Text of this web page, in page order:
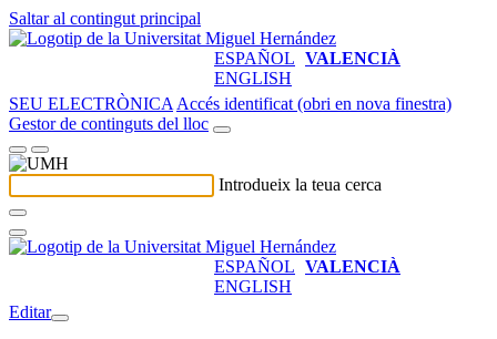
Saltar al contingut principal
ESPAÑOL VALENCIÀ
ENGLISH
SEU ELECTRÒNICA Accés identificat (obri en nova finestra)
Gestor de continguts del lloc
Introdueix la teua cerca
ESPAÑOL VALENCIÀ
ENGLISH
Editar